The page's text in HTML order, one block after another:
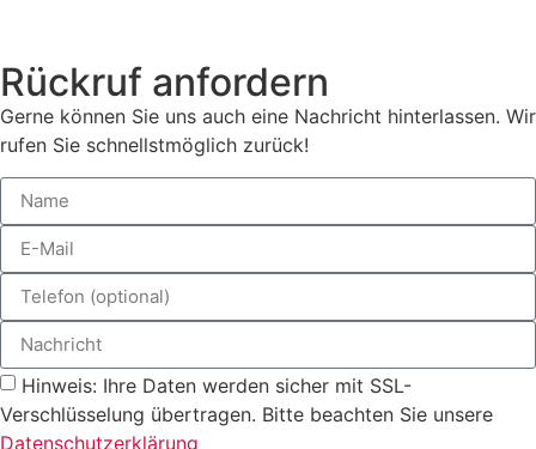
Rückruf anfordern
Gerne können Sie uns auch eine Nachricht hinterlassen. Wir
rufen Sie schnellstmöglich zurück!
Hinweis: Ihre Daten werden sicher mit SSL-
Verschlüsselung übertragen. Bitte beachten Sie unsere
Datenschutzerklärung